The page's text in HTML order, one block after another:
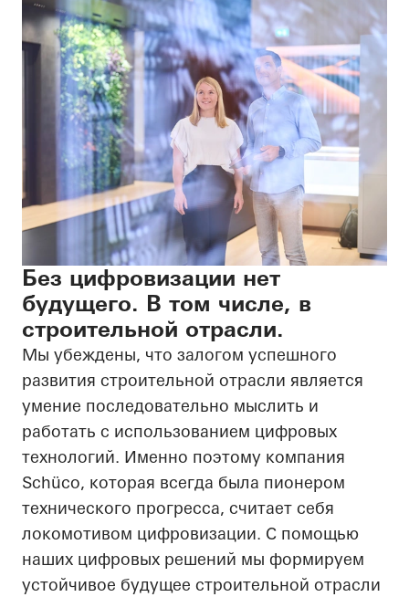
Без цифровизации нет
будущего. В том числе, в
строительной отрасли.
Мы убеждены, что залогом успешного
развития строительной отрасли является
умение последовательно мыслить и
работать с использованием цифровых
технологий. Именно поэтому компания
Schüco, которая всегда была пионером
технического прогресса, считает себя
локомотивом цифровизации. С помощью
наших цифровых решений мы формируем
устойчивое будущее строительной отрасли